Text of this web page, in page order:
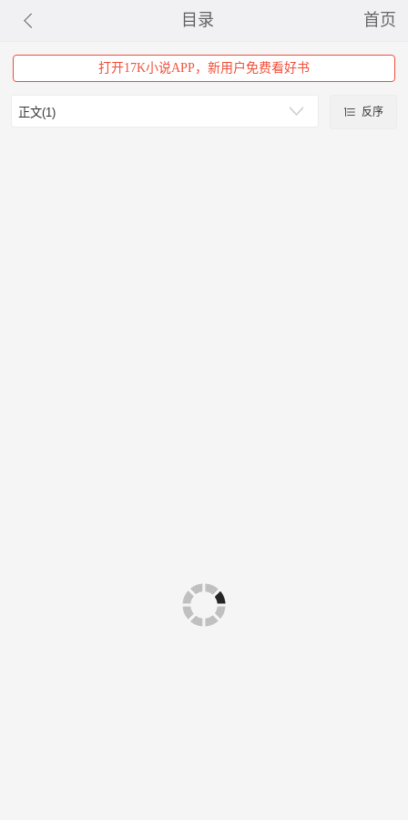
目录 首页
打开17K小说APP，新用户免费看好书
反序